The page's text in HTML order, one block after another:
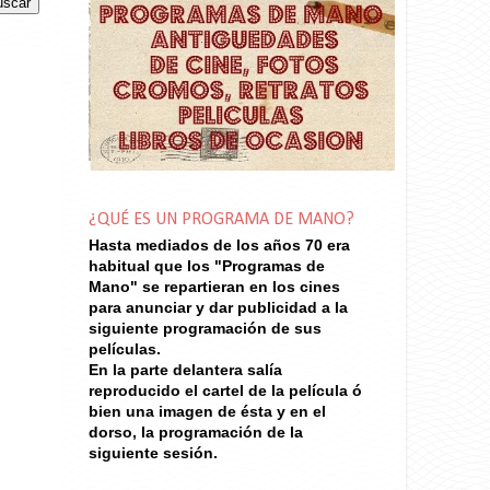
¿QUÉ ES UN PROGRAMA DE MANO?
Hasta mediados de los años 70 era
habitual que los "Programas de
Mano" se repartieran en los cines
para anunciar y dar publicidad a la
siguiente programación de sus
películas.
En la parte delantera salía
reproducido el cartel de la película ó
bien una imagen de ésta y en el
dorso, la programación de la
siguiente sesión.